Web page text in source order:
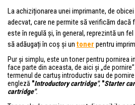
La achiziționarea unei imprimante, de
adecvat, care ne permite să verificăm dacă
este în regulă și, în general, reprezintă un
să adăugați în coș și un toner pentru
Pur și simplu, este un toner pentru pornirea
face parte din aceasta, de aici și „de
termenul de cartuș introductiv sau de
engleză "Introductory cartridge", "Starter
cartridge".